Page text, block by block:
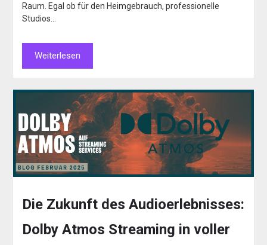
Raum. Egal ob für den Heimgebrauch, professionelle
Studios…
Weiterlesen
Die Zukunft des Audioerlebnisses:
Dolby Atmos Streaming in voller